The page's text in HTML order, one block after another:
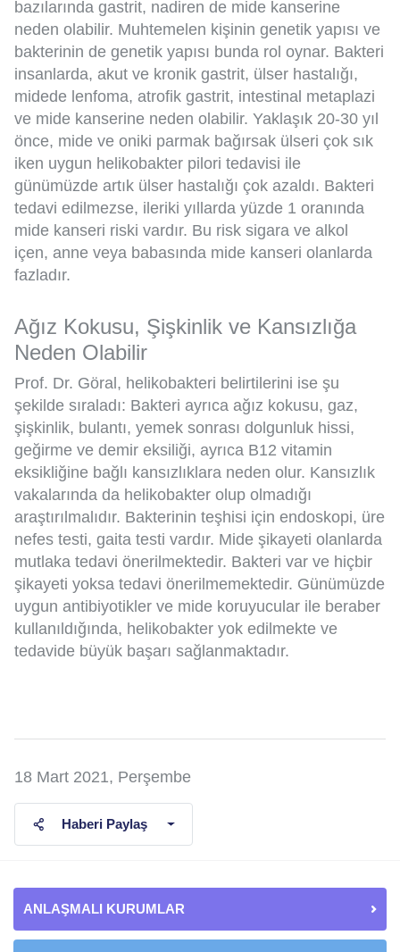
bazılarında gastrit, nadiren de mide kanserine
neden olabilir. Muhtemelen kişinin genetik yapısı ve
bakterinin de genetik yapısı bunda rol oynar. Bakteri
insanlarda, akut ve kronik gastrit, ülser hastalığı,
midede lenfoma, atrofik gastrit, intestinal metaplazi
ve mide kanserine neden olabilir. Yaklaşık 20-30 yıl
önce, mide ve oniki parmak bağırsak ülseri çok sık
iken uygun helikobakter pilori tedavisi ile
günümüzde artık ülser hastalığı çok azaldı. Bakteri
tedavi edilmezse, ileriki yıllarda yüzde 1 oranında
mide kanseri riski vardır. Bu risk sigara ve alkol
içen, anne veya babasında mide kanseri olanlarda
fazladır.
Ağız Kokusu, Şişkinlik ve Kansızlığa
Neden Olabilir
Prof. Dr. Göral, helikobakteri belirtilerini ise şu
şekilde sıraladı: Bakteri ayrıca ağız kokusu, gaz,
şişkinlik, bulantı, yemek sonrası dolgunluk hissi,
geğirme ve demir eksiliği, ayrıca B12 vitamin
eksikliğine bağlı kansızlıklara neden olur. Kansızlık
vakalarında da helikobakter olup olmadığı
araştırılmalıdır. Bakterinin teşhisi için endoskopi, üre
nefes testi, gaita testi vardır. Mide şikayeti olanlarda
mutlaka tedavi önerilmektedir. Bakteri var ve hiçbir
şikayeti yoksa tedavi önerilmemektedir. Günümüzde
uygun antibiyotikler ve mide koruyucular ile beraber
kullanıldığında, helikobakter yok edilmekte ve
tedavide büyük başarı sağlanmaktadır.
18 Mart 2021, Perşembe
Haberi Paylaş
ANLAŞMALI KURUMLAR